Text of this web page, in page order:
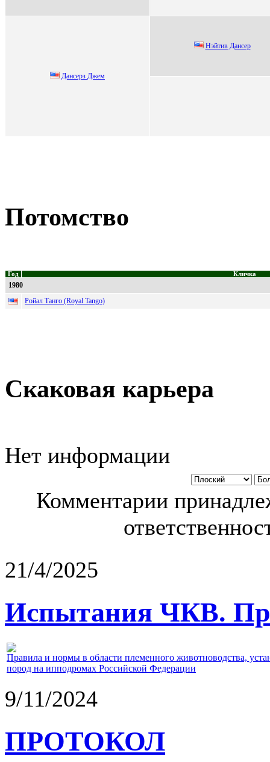
Дaнcерз Джем
Hэйтив Дaнсеp
Потомство
Год Кличка
1980
Ройал Танго (Royal Tango)
Скаковая карьера
Нет информации
Комментарии
21/4/2025
Испытания ЧКВ.
Правила и нормы в области племенного животноводства,
пород на ипподромах Российской Федерации
9/11/2024
ПРОТОКОЛ